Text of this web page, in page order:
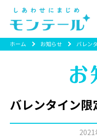
ホーム お知らせ バレン
バレンタイン
2021